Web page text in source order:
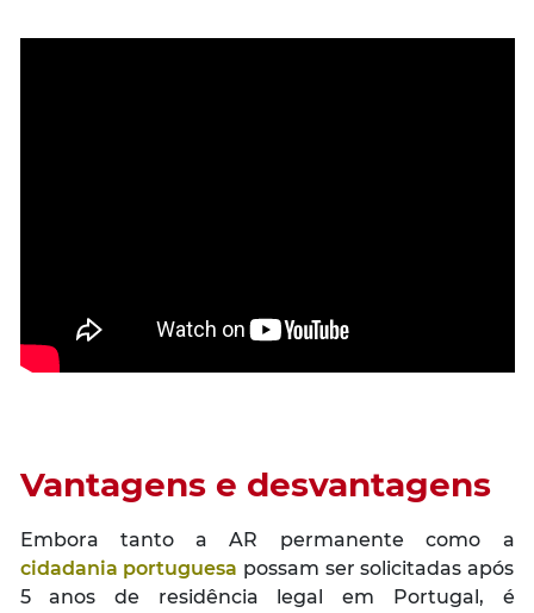
Vantagens e desvantagens
Embora tanto a AR permanente como a
cidadania portuguesa possam ser solicitadas após
5 anos de residência legal em Portugal, é